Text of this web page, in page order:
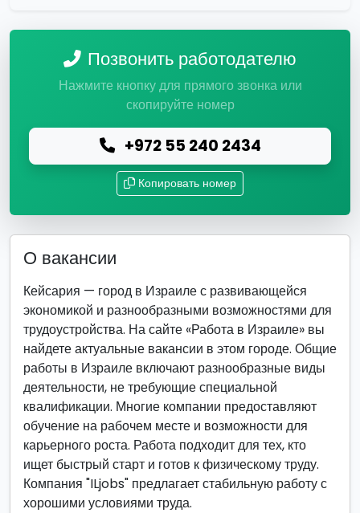
Позвонить работодателю
Нажмите кнопку для прямого звонка или
скопируйте номер
+972 55 240 2434
Копировать номер
О вакансии
Кейсария — город в Израиле с развивающейся
экономикой и разнообразными возможностями для
трудоустройства. На сайте «Работа в Израиле» вы
найдете актуальные вакансии в этом городе. Общие
работы в Израиле включают разнообразные виды
деятельности, не требующие специальной
квалификации. Многие компании предоставляют
обучение на рабочем месте и возможности для
карьерного роста. Работа подходит для тех, кто
ищет быстрый старт и готов к физическому труду.
Компания "ILjobs" предлагает стабильную работу с
хорошими условиями труда.